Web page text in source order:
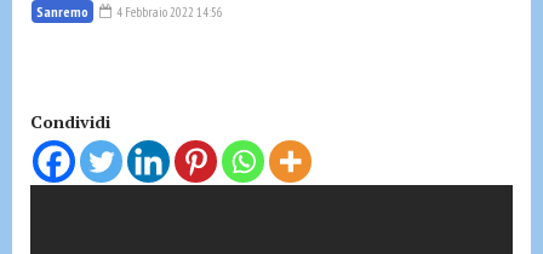
g
o
n
Sanremo 4 Febbraio 2022 14:56
Condividi